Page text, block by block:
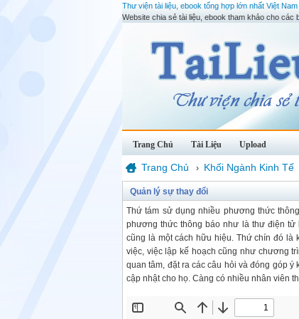
Thư viện tài liệu, ebook tổng hợp lớn nhất Việt Nam
Website chia sẻ tài liệu, ebook tham khảo cho các
Trang Chủ Tài Liệu Upload
Trang Chủ › Khối Ngành Kinh Tế
Quản lý sự thay đổi
Thứ tám sử dụng nhiều phương thức
phương thức thông báo như là thư điện tử
cũng là một cách hữu hiệu. Thứ chín đó là
việc, việc lập kế hoạch cũng như chương
quan tâm, đặt ra các câu hỏi và đóng góp
cập nhật cho họ. Càng có nhiều nhân viên